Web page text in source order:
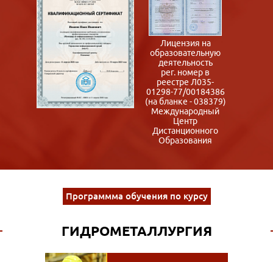
Лицензия на
образовательную
деятельность
рег. номер в
реестре Л035-
01298-77/00184386
(на бланке - 038379)
Международный
Центр
Дистанционного
Образования
Программма обучения по курсу
ГИДРОМЕТАЛЛУРГИЯ